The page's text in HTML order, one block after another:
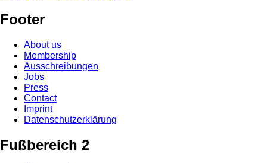
Footer
About us
Membership
Ausschreibungen
Jobs
Press
Contact
Imprint
Datenschutzerklärung
Fußbereich 2